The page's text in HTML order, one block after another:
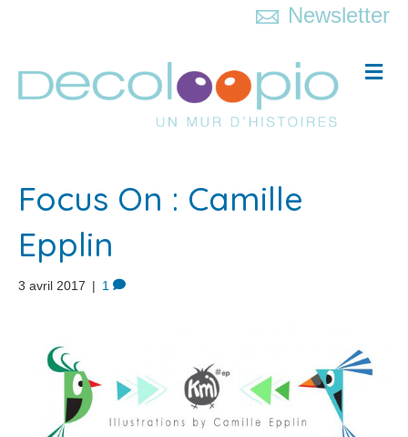
Newsletter
M
e
Focus On : Camille
Epplin
3 avril 2017 | 1